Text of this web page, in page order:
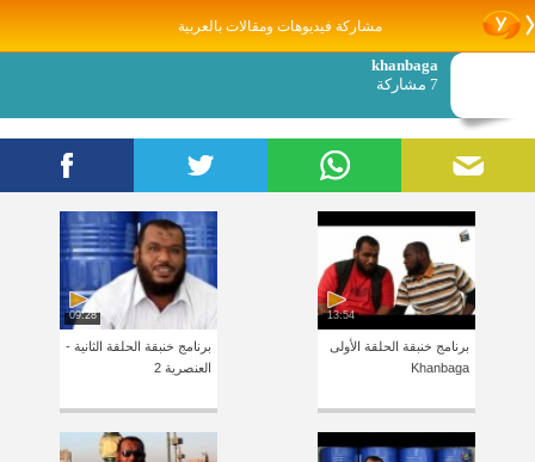
مشاركة فيديوهات ومقالات بالعربية
khanbaga
7 مشاركة
13:54
برنامج خنبقة الحلقة الأولى
Khanbaga
09:28
برنامج خنبقة الحلقة الثانية -
العنصرية 2